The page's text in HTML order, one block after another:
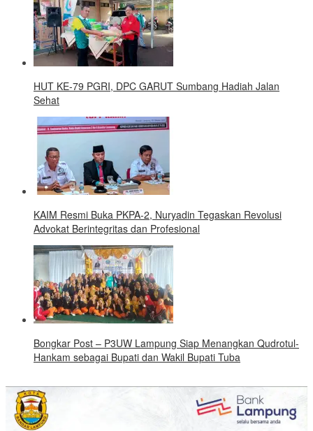
HUT KE-79 PGRI, DPC GARUT Sumbang Hadiah Jalan
Sehat
KAIM Resmi Buka PKPA-2, Nuryadin Tegaskan Revolusi
Advokat Berintegritas dan Profesional
Bongkar Post – P3UW Lampung Siap Menangkan Qudrotul-
Hankam sebagai Bupati dan Wakil Bupati Tuba